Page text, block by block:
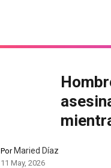
PorMaried Díaz
11 May, 2026